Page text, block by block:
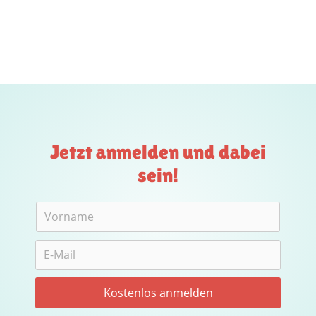
Jetzt anmelden und dabei
sein!